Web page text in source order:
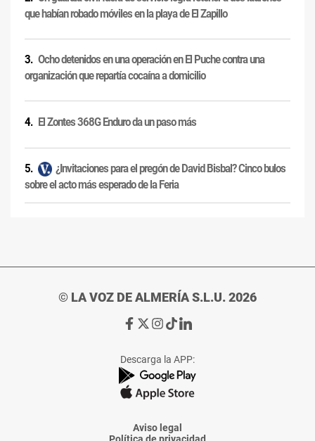
que habían robado móviles en la playa de El Zapillo
Ocho detenidos en una operación en El Puche contra una
organización que repartía cocaína a domicilio
El Zontes 368G Enduro da un paso más
¿Invitaciones para el pregón de David Bisbal? Cinco bulos
sobre el acto más esperado de la Feria
© LA VOZ DE ALMERÍA S.L.U. 2026
Ir
de
La
Voz
Almería
Ir
de
La
Voz
Almería
Ir
de
La
Voz
Almería
Ir
de
La
Voz
Almería
Ir
de
La
Voz
Descarga la APP:
Aviso legal